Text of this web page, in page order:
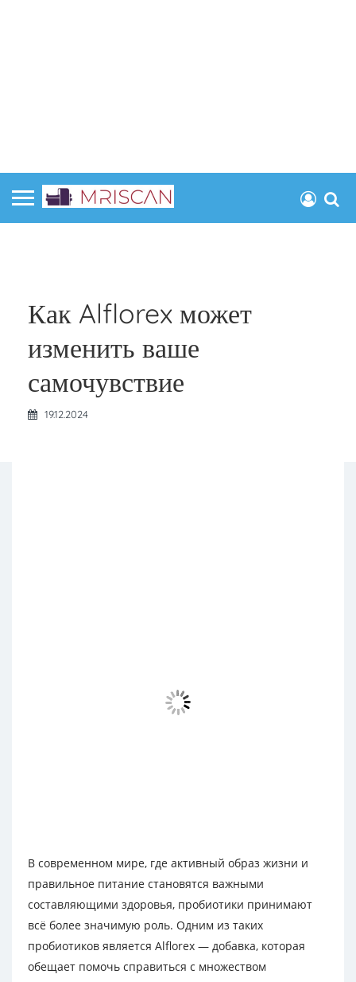
Как Alflorex может
изменить ваше
самочувствие
19.12.2024
В современном мире, где активный образ жизни и
правильное питание становятся важными
составляющими здоровья, пробиотики принимают
всё более значимую роль. Одним из таких
пробиотиков является Alflorex — добавка, которая
обещает помочь справиться с множеством